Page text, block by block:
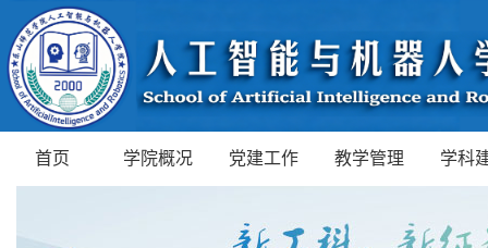
首页 学院概况 党建工作 教学管理 学科